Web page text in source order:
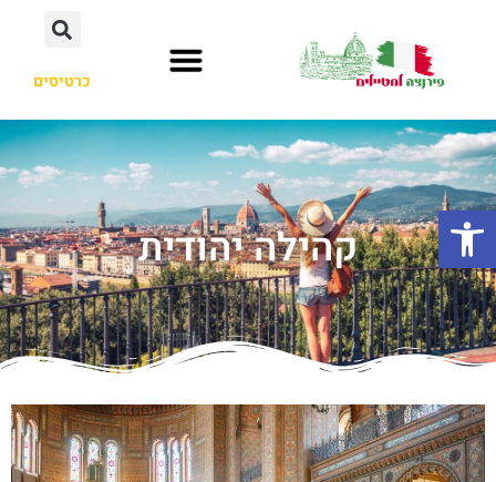
כרטיסים
קהילה יהודית פתח סרגל נגישות